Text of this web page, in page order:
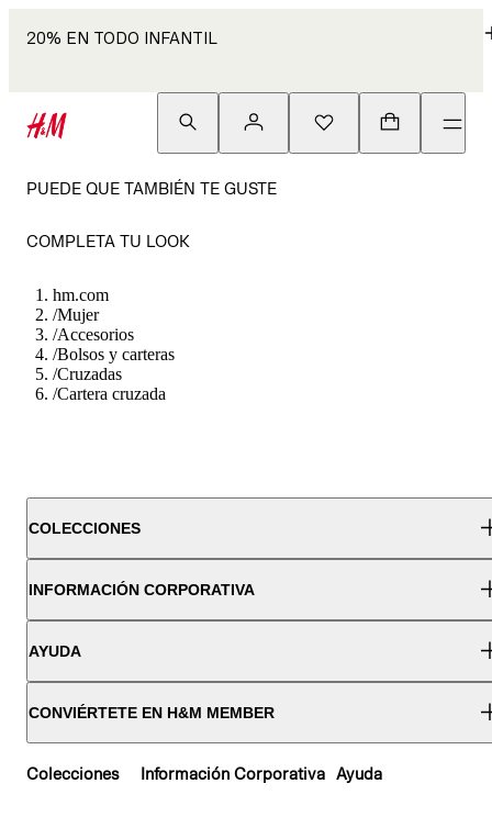
20% EN TODO INFANTIL
PUEDE QUE TAMBIÉN TE GUSTE
COMPLETA TU LOOK
hm.com
/Mujer
/Accesorios
/Bolsos y carteras
/Cruzadas
/Cartera cruzada
COLECCIONES
INFORMACIÓN CORPORATIVA
AYUDA
CONVIÉRTETE EN H&M MEMBER
Colecciones Información Corporativa Ayuda